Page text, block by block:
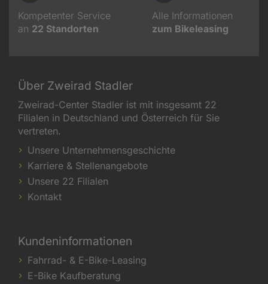
Kompetenter Service
an 22 Standorten
Alle Informationen
zum Bikeleasing
Über Zweirad Stadler
Zweirad-Center Stadler ist mit insgesamt 22
Filialen in Deutschland und Österreich für Sie
vertreten.
Unsere Unternehmensgeschichte
Karriere & Stellenangebote
Unsere 22 Filialen
Kontakt
Kundeninformationen
Fahrrad- & E-Bike-Leasing
E-Bike Kaufberatung